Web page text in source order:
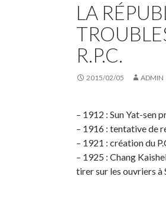
LA
R.P.C.
2015/02/05 ADMIN
– 1912 : Sun Yat-sen
– 1916 : tentative de
– 1921 : création du
– 1925 : Chang
tirer sur les ouvriers à